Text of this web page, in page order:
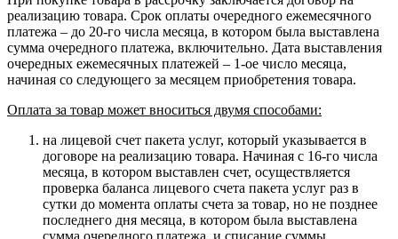
реализацию товара. Срок оплаты очередного ежемесячного
платежа – до 20-го числа месяца, в котором была выставлена
сумма очередного платежа, включительно. Дата выставления
очередных ежемесячных платежей – 1-ое число месяца,
начиная со следующего за месяцем приобретения товара.
Оплата за товар может вноситься двумя способами:
на лицевой счет пакета услуг, который указывается в
договоре на реализацию товара. Начиная с 16-го числа
месяца, в котором выставлен счет, осуществляется
проверка баланса лицевого счета пакета услуг раз в
сутки до момента оплаты счета за товар, но не позднее
последнего дня месяца, в котором была выставлена
сумма очередного платежа, и списание суммы